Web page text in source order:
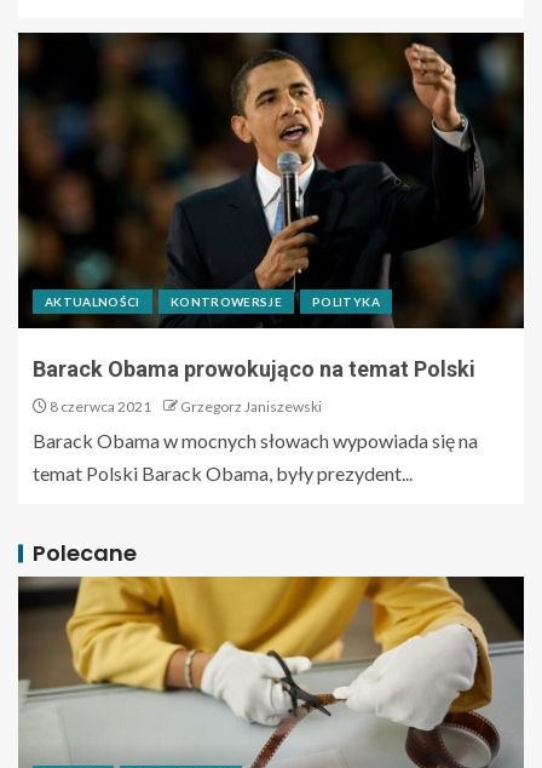
AKTUALNOŚCI KONTROWERSJE POLITYKA
Barack Obama prowokująco na temat Polski
8 czerwca 2021 Grzegorz Janiszewski
Barack Obama w mocnych słowach wypowiada się na
temat Polski Barack Obama, były prezydent...
Polecane